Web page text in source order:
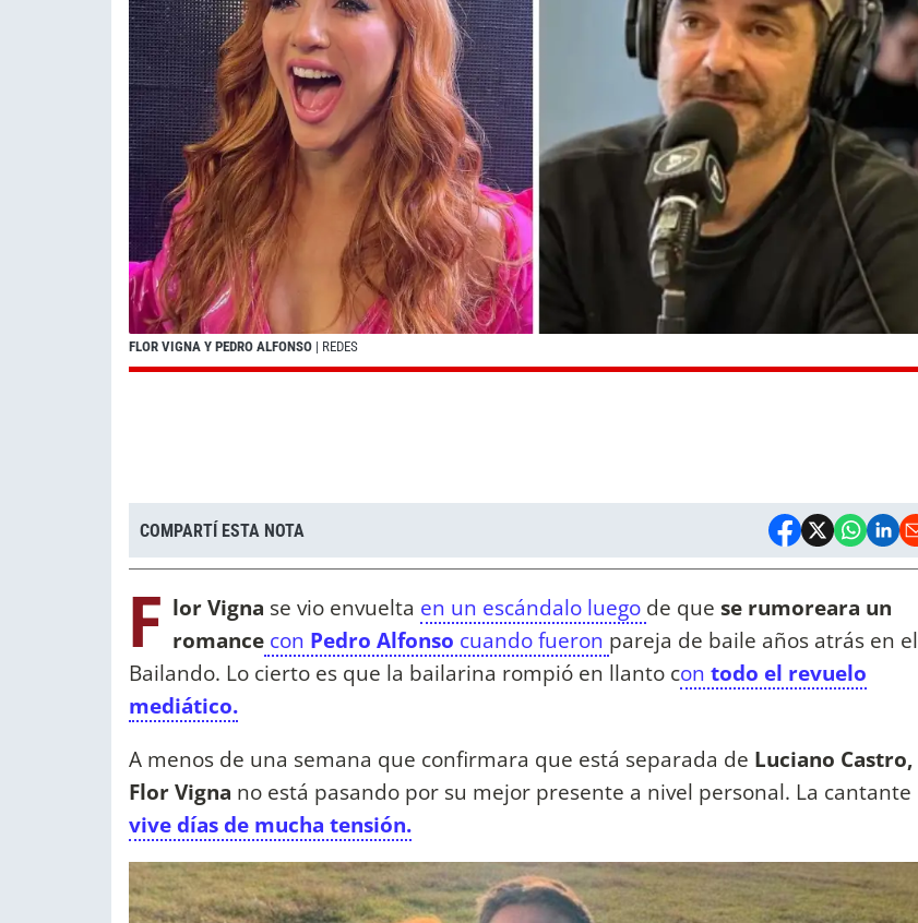
FLOR VIGNA Y PEDRO ALFONSO | REDES
COMPARTÍ ESTA NOTA
F lor Vigna se vio envuelta en un escándalo luego de que se rumoreara un
romance con Pedro Alfonso cuando fueron pareja de baile años atrás en el
Bailando. Lo cierto es que la bailarina rompió en llanto con todo el revuelo
mediático.
A menos de una semana que confirmara que está separada de Luciano Castro,
Flor Vigna no está pasando por su mejor presente a nivel personal. La cantante
vive días de mucha tensión.